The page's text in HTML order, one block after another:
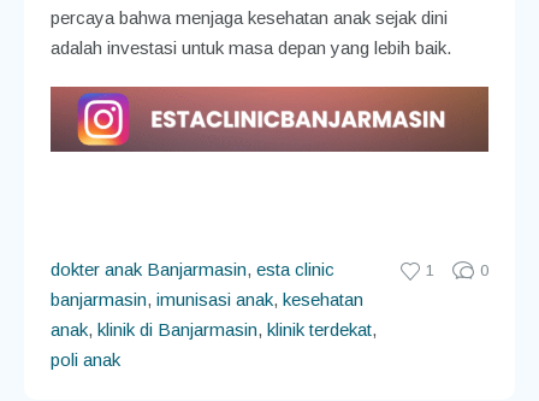
percaya bahwa menjaga kesehatan anak sejak dini
adalah investasi untuk masa depan yang lebih baik.
dokter anak Banjarmasin, esta clinic
banjarmasin, imunisasi anak, kesehatan
anak, klinik di Banjarmasin, klinik terdekat,
poli anak
1 0